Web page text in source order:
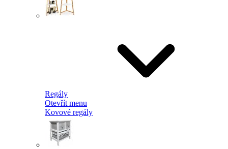
Regály
Otevřít menu
Kovové regály